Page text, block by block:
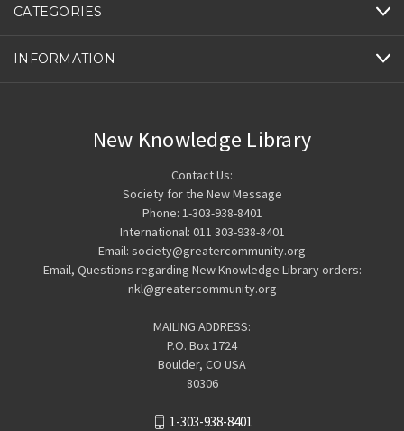
CATEGORIES
INFORMATION
New Knowledge Library
Contact Us:
Society for the New Message
Phone: 1-303-938-8401
International: 011 303-938-8401
Email: society@greatercommunity.org
Email, Questions regarding New Knowledge Library orders:
nkl@greatercommunity.org
MAILING ADDRESS:
P.O. Box 1724
Boulder, CO USA
80306
1-303-938-8401